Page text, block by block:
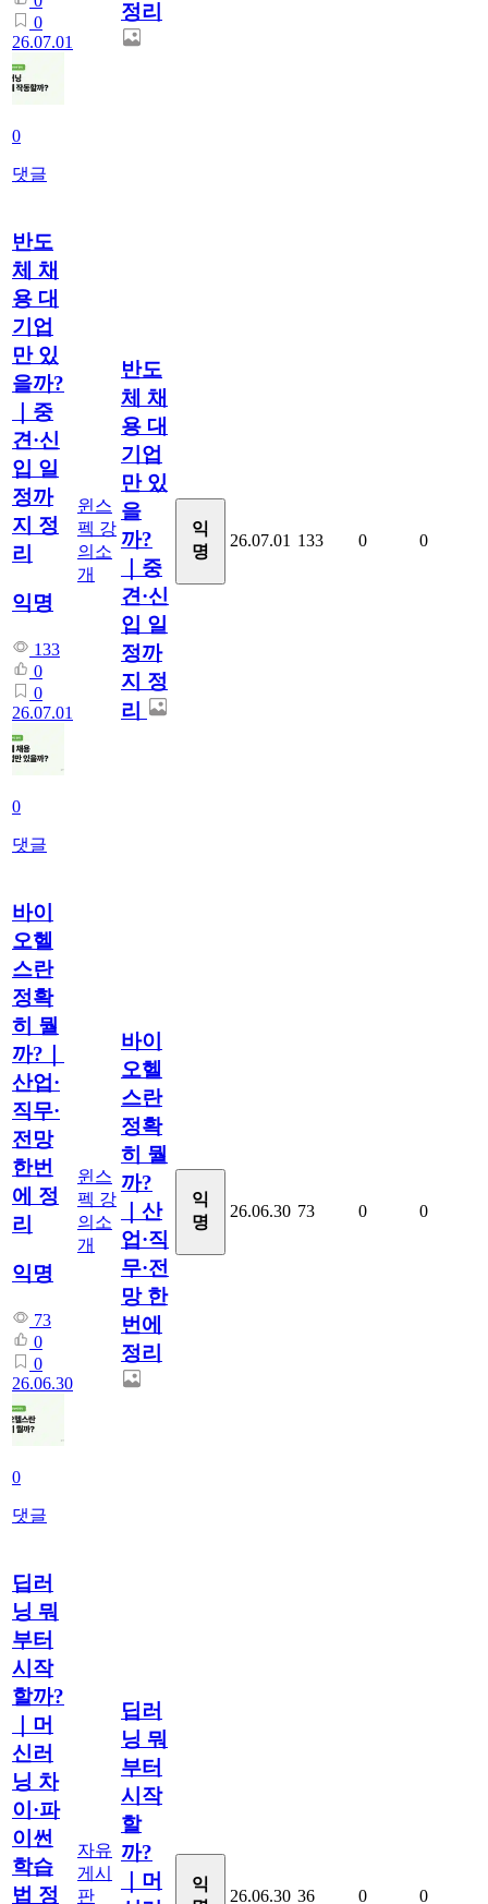
0
26.07.01
0
댓글
정리
반도
체 채
용 대
기업
만 있
을까?
｜중
견·신
입 일
정까
지 정
리
익명
133
0
0
26.07.01
0
댓글
윈스
펙 강
의소
개
반도
체 채
용 대
기업
만 있
을
까?
｜중
견·신
입 일
정까
지 정
리
익
명
26.07.01 133 0 0
바이
오헬
스란
정확
히 뭘
까?｜
산업·
직무·
전망
한번
에 정
리
익명
73
0
0
26.06.30
0
댓글
윈스
펙 강
의소
개
바이
오헬
스란
정확
히 뭘
까?
｜산
업·직
무·전
망 한
번에
정리
익
명
26.06.30 73 0 0
딥러
닝 뭐
부터
시작
할까?
｜머
신러
닝 차
이·파
이썬
학습
법 정
자유
게시
판
딥러
닝 뭐
부터
시작
할
까?
｜머
익
26.06.30 36 0 0